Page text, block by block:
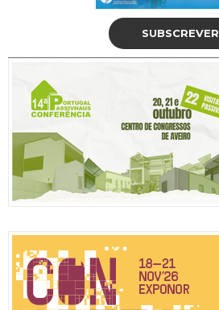
SUBSCREVER